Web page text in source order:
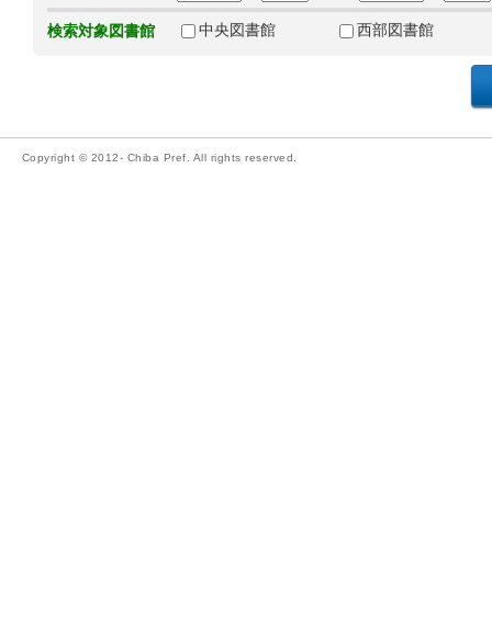
検索対象図書館 中央図書館 西部図書館
Copyright © 2012- Chiba Pref. All rights reserved.